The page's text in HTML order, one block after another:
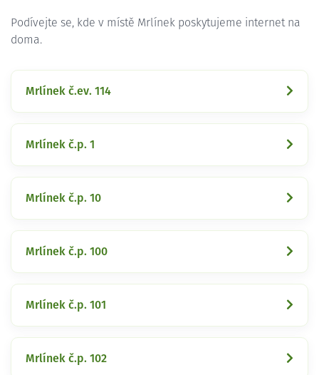
Podívejte se, kde v místě Mrlínek poskytujeme internet na
doma.
Mrlínek č.ev. 114
Mrlínek č.p. 1
Mrlínek č.p. 10
Mrlínek č.p. 100
Mrlínek č.p. 101
Mrlínek č.p. 102